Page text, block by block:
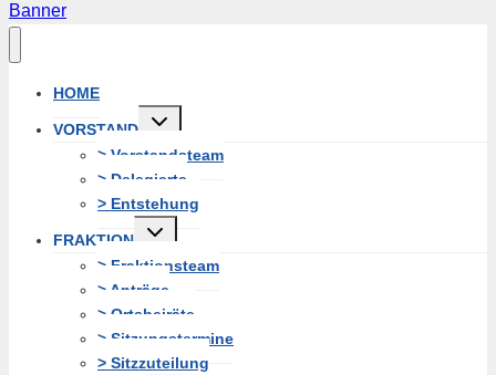
Banner
HOME
VORSTAND
Untermenü
erweitern
> Vorstandsteam
> Delegierte
> Entstehung
FRAKTION
Untermenü
erweitern
> Fraktionsteam
> Anträge
> Ortsbeiräte
> Sitzungstermine
> Sitzzuteilung